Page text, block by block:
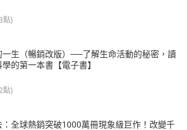
贏
導
了現在的自己
不是給予絕對的否定
點)
一生（暢銷改版）──了解生命活動的秘密，讀
的第一本書【電子書】
點)
：全球熱銷突破1000萬冊現象級巨作！改變千